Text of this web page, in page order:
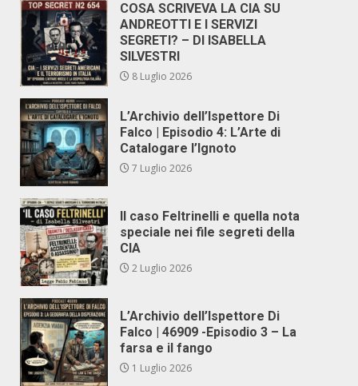
COSA SCRIVEVA LA CIA SU
ANDREOTTI E I SERVIZI
SEGRETI? – DI ISABELLA
SILVESTRI
8 Luglio 2026
L’Archivio dell’Ispettore Di
Falco | Episodio 4: L’Arte di
Catalogare l’Ignoto
7 Luglio 2026
Il caso Feltrinelli e quella nota
speciale nei file segreti della
CIA
2 Luglio 2026
L’Archivio dell’Ispettore Di
Falco | 46909 -Episodio 3 – La
farsa e il fango
1 Luglio 2026